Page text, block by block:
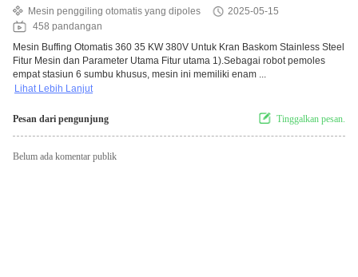
Mesin penggiling otomatis yang dipoles
2025-05-15
458 pandangan
Mesin Buffing Otomatis 360 35 KW 380V Untuk Kran Baskom Stainless Steel
Fitur Mesin dan Parameter Utama Fitur utama 1).Sebagai robot pemoles
empat stasiun 6 sumbu khusus, mesin ini memiliki enam ...
Lihat Lebih Lanjut
Pesan dari pengunjung Tinggalkan pesan.
Belum ada komentar publik